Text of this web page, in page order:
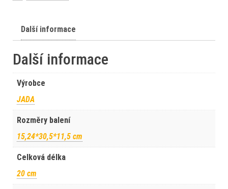
Další informace
Další informace
Výrobce
JADA
Rozměry balení
15,24*30,5*11,5 cm
Celková délka
20 cm